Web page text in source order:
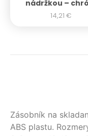
nádržkou –
14,21 €
Zásobník na
ABS plastu.